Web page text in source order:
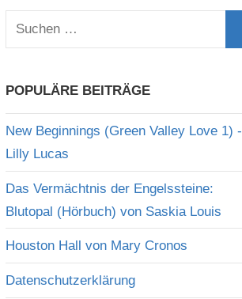
Suchen
POPULÄRE BEITRÄGE
New Beginnings (Green Valley Love 1) -
Lilly Lucas
Das Vermächtnis der Engelssteine:
Blutopal (Hörbuch) von Saskia Louis
Houston Hall von Mary Cronos
Datenschutzerklärung